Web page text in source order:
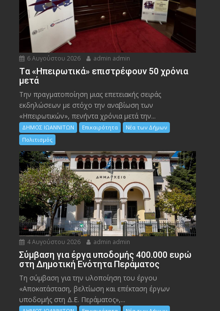
6 Αυγούστου 2026 admin admin
Tα «Ηπειρωτικά» επιστρέφουν 50 χρόνια
μετά
Την πραγματοποίηση μιας επετειακής σειράς
εκδηλώσεων με στόχο την αναβίωση των
«Ηπειρωτικών», πενήντα χρόνια μετά την...
ΔΗΜΟΣ ΙΩΑΝΝΙΤΩΝ Επικαιρότητα
Νέα των Δήμων
Πολιτισμός
4 Αυγούστου 2026 admin admin
Σύμβαση για έργα υποδομής 400.000 ευρώ
στη Δημοτική Ενότητα Περάματος
Τη σύμβαση για την υλοποίηση του έργου
«Αποκατάσταση, βελτίωση και επέκταση έργων
υποδομής στη Δ.Ε. Περάματος»,...